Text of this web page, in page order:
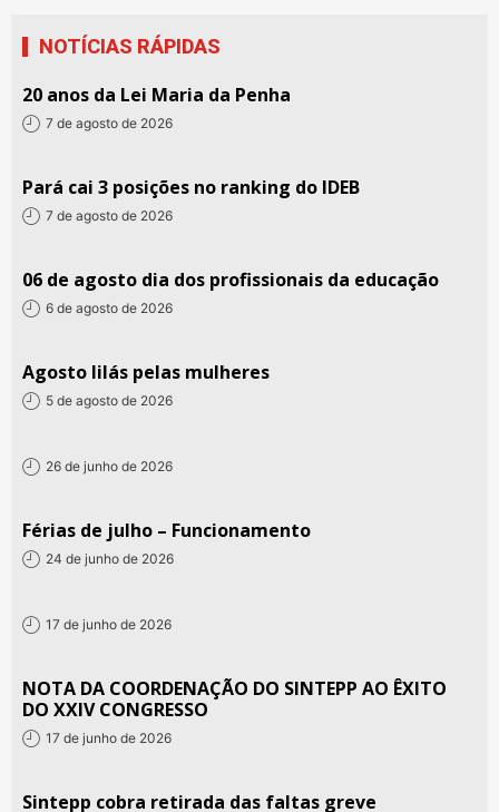
NOTÍCIAS RÁPIDAS
20 anos da Lei Maria da Penha
7 de agosto de 2026
Pará cai 3 posições no ranking do IDEB
7 de agosto de 2026
06 de agosto dia dos profissionais da educação
6 de agosto de 2026
Agosto lilás pelas mulheres
5 de agosto de 2026
26 de junho de 2026
Férias de julho – Funcionamento
24 de junho de 2026
17 de junho de 2026
NOTA DA COORDENAÇÃO DO SINTEPP AO ÊXITO
DO XXIV CONGRESSO
17 de junho de 2026
Sintepp cobra retirada das faltas greve